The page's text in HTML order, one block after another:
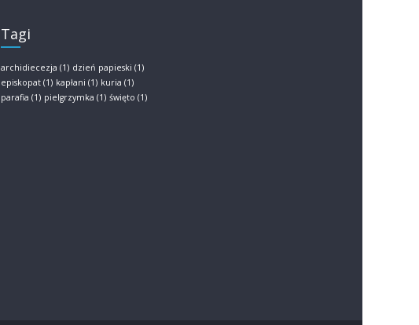
Tagi
archidiecezja (1) dzień papieski (1)
episkopat(1) kapłani (1) kuria (1)
parafia (1) pielgrzymka (1) święto (1)